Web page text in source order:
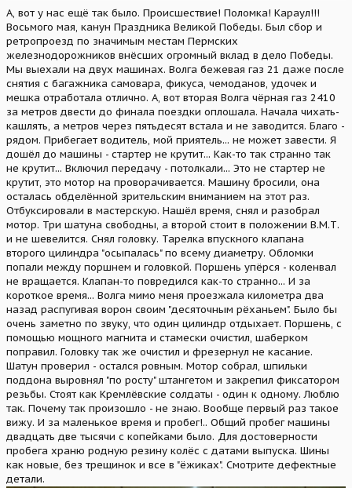
А, вот у нас ещё так было. Происшествие! Поломка! Караул!!!
Восьмого мая, канун Праздника Великой Победы. Был сбор и
ретропроезд по значимым местам Пермских
железнодорожников внёсших огромный вклад в дело Победы.
Мы выехали на двух машинах. Волга бежевая газ 21 даже после
снятия с багажника самовара, фикуса, чемоданов, удочек и
мешка отработала отлично. А, вот вторая Волга чёрная газ 2410
за метров двести до финала поездки оплошала. Начала чихать-
кашлять, а метров через пятьдесят встала и не заводится. Благо -
рядом. Прибегает водитель, мой приятель... не может завести. Я
дошёл до машины - стартер не крутит... Как-то так странно так
не крутит... Включил передачу - потолкали... Это не стартер не
крутит, это мотор на проворачивается. Машину бросили, она
осталась обделённой зрительским вниманием на этот раз.
Отбуксировали в мастерскую. Нашёл время, снял и разобрал
мотор. Три шатуна свободны, а второй стоит в положении В.М.Т.
и не шевелится. Снял головку. Тарелка впускного клапана
второго цилиндра "осыпалась" по всему диаметру. Обломки
попали между поршнем и головкой. Поршень упёрся - коленвал
не вращается. Клапан-то повредился как-то странно... И за
короткое время... Волга мимо меня проезжала километра два
назад распугивая ворон своим "десяточным рёханьем". Было бы
очень заметно по звуку, что один цилиндр отдыхает. Поршень, с
помощью мощного магнита и стамески очистил, шаберком
поправил. Головку так же очистил и фрезернул не касание.
Шатун проверил - остался ровным. Мотор собрал, шпильки
поддона выровнял "по росту" штангетом и закрепил фиксатором
резьбы. Стоят как Кремлёвские солдаты - один к одному. Люблю
так. Почему так произошло - не знаю. Вообще первый раз такое
вижу. И за маленькое время и пробег!.. Общий пробег машины
двадцать две тысячи с копейками было. Для достоверности
пробега храню родную резину колёс с датами выпуска. Шины
как новые, без трещинок и все в "ёжиках". Смотрите дефектные
детали.